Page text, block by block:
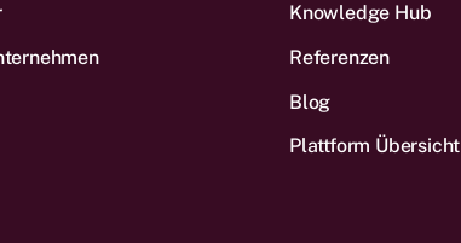
Knowledge Hub
Referenzen
Blog
Plattform Übersicht